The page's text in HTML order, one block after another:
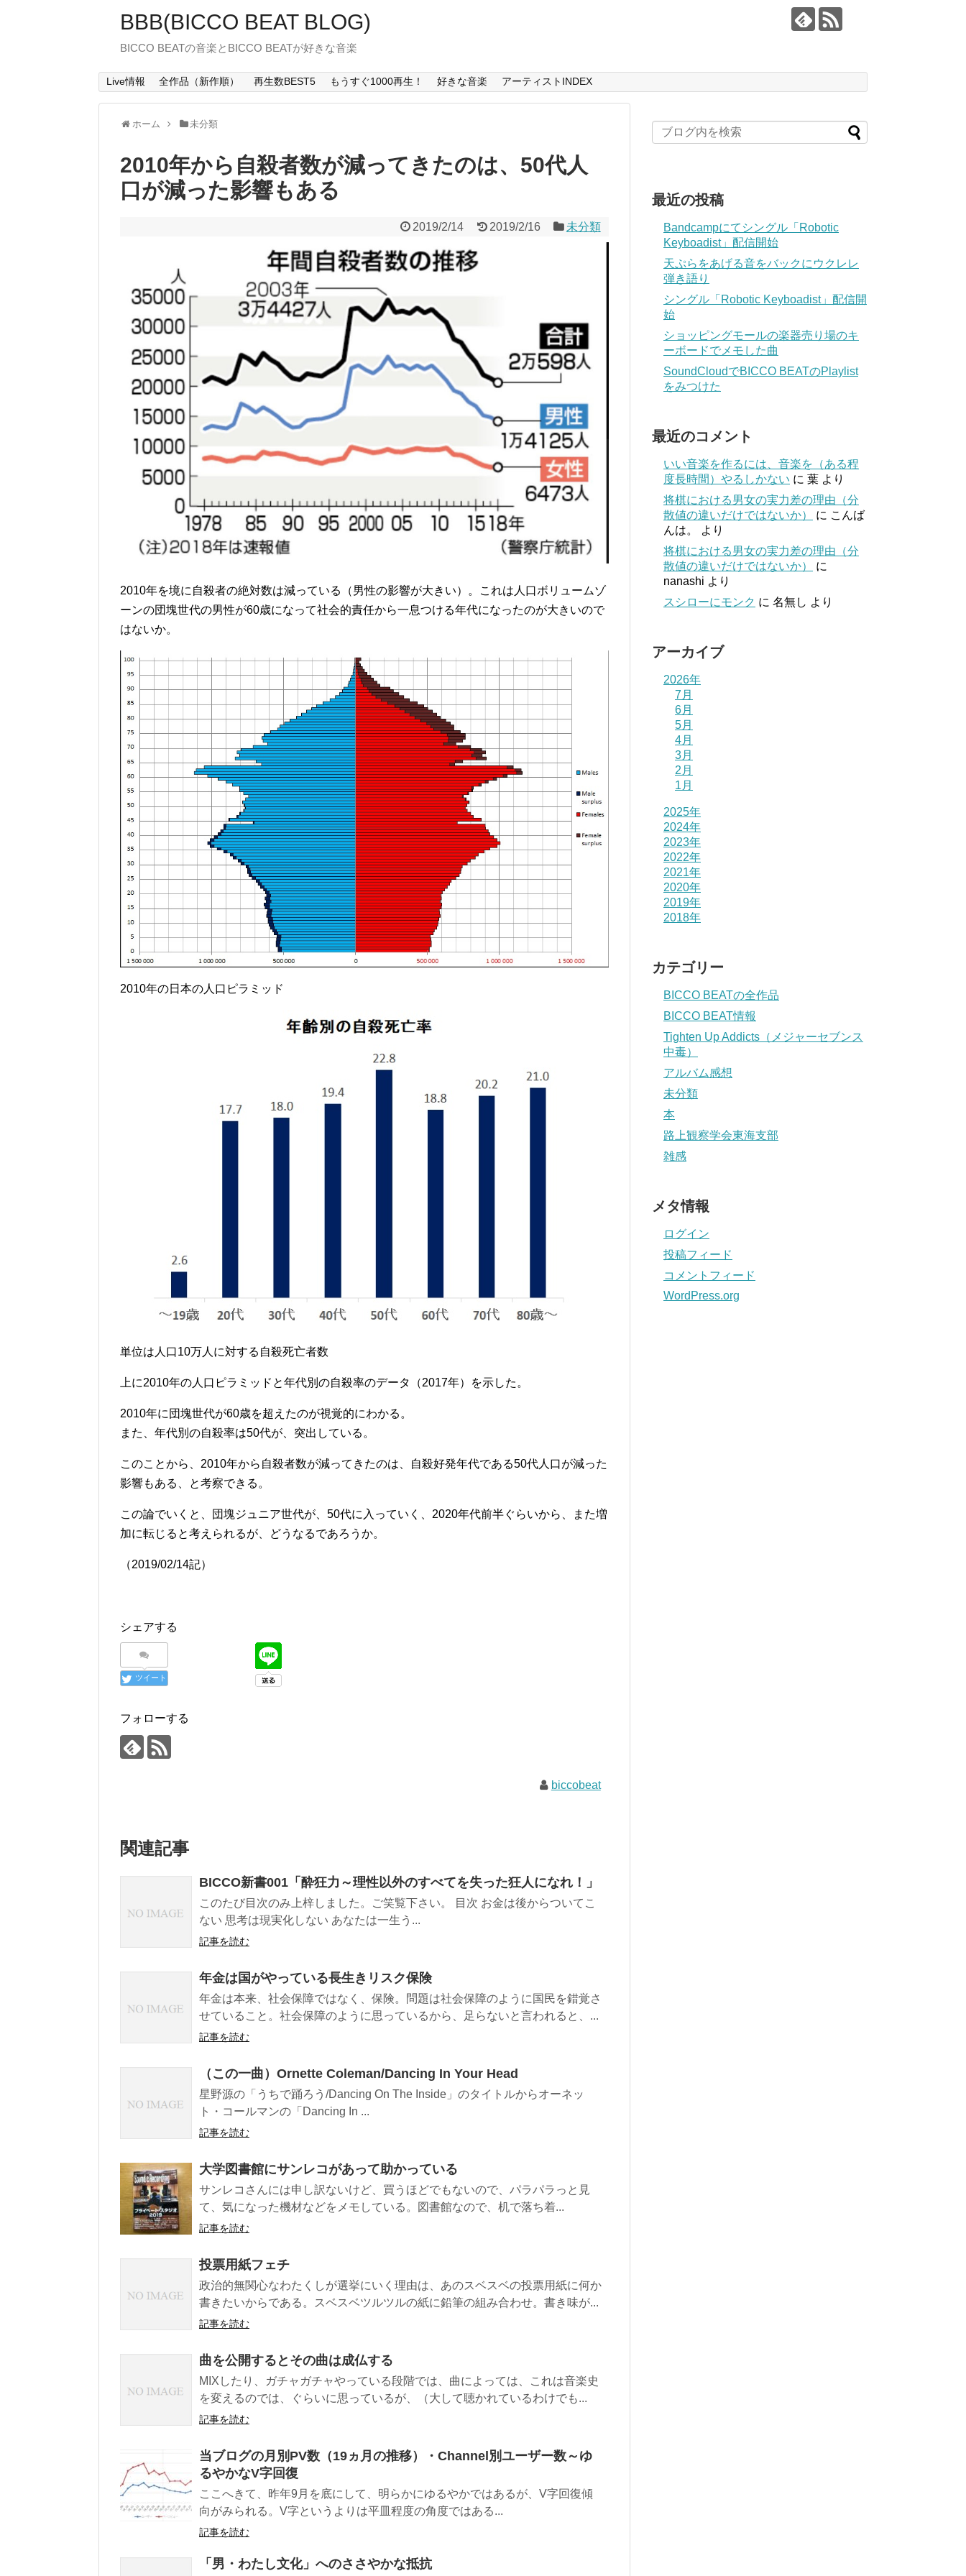
BBB(BICCO BEAT BLOG)
BICCO BEATの音楽とBICCO BEATが好きな音楽
Live情報 全作品（新作順） 再生数BEST5 もうすぐ1000再生！ 好きな音楽 アーティストINDEX
ホーム 未分類
2010年から自殺者数が減ってきたのは、50代人
口が減った影響もある
2019/2/14 2019/2/16 未分類
2010年を境に自殺者の絶対数は減っている（男性の影響が大きい）。これは人口ボリュームゾ
ーンの団塊世代の男性が60歳になって社会的責任から一息つける年代になったのが大きいので
はないか。
2010年の日本の人口ピラミッド
単位は人口10万人に対する自殺死亡者数
上に2010年の人口ピラミッドと年代別の自殺率のデータ（2017年）を示した。
2010年に団塊世代が60歳を超えたのが視覚的にわかる。
また、年代別の自殺率は50代が、突出している。
このことから、2010年から自殺者数が減ってきたのは、自殺好発年代である50代人口が減った
影響もある、と考察できる。
この論でいくと、団塊ジュニア世代が、50代に入っていく、2020年代前半ぐらいから、また増
加に転じると考えられるが、どうなるであろうか。
（2019/02/14記）
シェアする
ツイート
フォローする
biccobeat
関連記事
BICCO新書001「酔狂力～理性以外のすべてを失った狂人になれ！」
このたび目次のみ上梓しました。ご笑覧下さい。 目次 お金は後からついてこ
ない 思考は現実化しない あなたは一生う...
記事を読む
年金は国がやっている長生きリスク保険
年金は本来、社会保障ではなく、保険。問題は社会保障のように国民を錯覚さ
せていること。社会保障のように思っているから、足らないと言われると、...
記事を読む
（この一曲）Ornette Coleman/Dancing In Your Head
星野源の「うちで踊ろう/Dancing On The Inside」のタイトルからオーネッ
ト・コールマンの「Dancing In ...
記事を読む
大学図書館にサンレコがあって助かっている
サンレコさんには申し訳ないけど、買うほどでもないので、パラパラっと見
て、気になった機材などをメモしている。図書館なので、机で落ち着...
記事を読む
投票用紙フェチ
政治的無関心なわたくしが選挙にいく理由は、あのスベスベの投票用紙に何か
書きたいからである。スベスベツルツルの紙に鉛筆の組み合わせ。書き味が...
記事を読む
曲を公開するとその曲は成仏する
MIXしたり、ガチャガチャやっている段階では、曲によっては、これは音楽史
を変えるのでは、ぐらいに思っているが、（大して聴かれているわけでも...
記事を読む
当ブログの月別PV数（19ヵ月の推移）・Channel別ユーザー数～ゆ
るやかなV字回復
ここへきて、昨年9月を底にして、明らかにゆるやかではあるが、V字回復傾
向がみられる。V字というよりは平皿程度の角度ではある...
記事を読む
「男・わたし文化」へのささやかな抵抗
最近の投稿
Bandcampにてシングル「Robotic
Keyboadist」配信開始
天ぷらをあげる音をバックにウクレレ
弾き語り
シングル「Robotic Keyboadist」配信開
始
ショッピングモールの楽器売り場のキ
ーボードでメモした曲
SoundCloudでBICCO BEATのPlaylist
をみつけた
最近のコメント
いい音楽を作るには、音楽を（ある程
度長時間）やるしかない に 葉 より
将棋における男女の実力差の理由（分
散値の違いだけではないか）
に こんば
んは。
より
将棋における男女の実力差の理由（分
散値の違いだけではないか）
に
nanashi より
スシローにモンク に 名無し より
アーカイブ
2026年
7月
6月
5月
4月
3月
2月
1月
2025年
2024年
2023年
2022年
2021年
2020年
2019年
2018年
カテゴリー
BICCO BEATの全作品
BICCO BEAT情報
Tighten Up Addicts（メジャーセブンス
中毒）
アルバム感想
未分類
本
路上観察学会東海支部
雑感
メタ情報
ログイン
投稿フィード
コメントフィード
WordPress.org